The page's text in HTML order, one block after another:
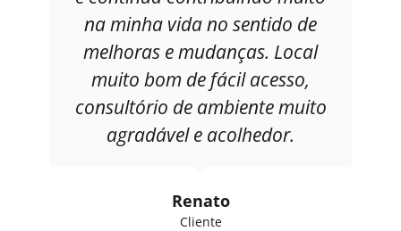
na minha vida no sentido de
melhoras e mudanças. Local
muito bom de fácil acesso,
consultório de ambiente muito
agradável e acolhedor.
Renato
Cliente